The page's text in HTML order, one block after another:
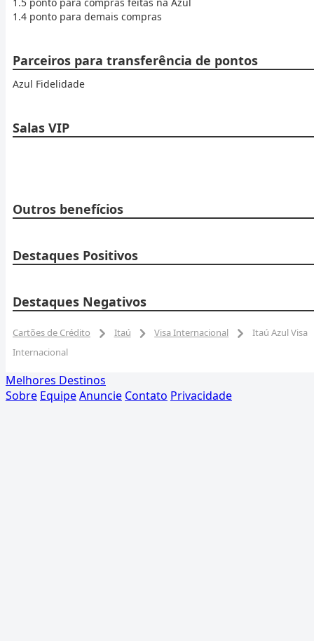
1.4 ponto para demais compras
Parceiros para transferência de pontos
Azul Fidelidade
Salas VIP
Outros benefícios
Destaques Positivos
Destaques Negativos
Cartões de Crédito Itaú Visa Internacional
Itaú Azul Visa
Internacional
Melhores Destinos
Sobre EquipeAnuncie Contato Privacidade